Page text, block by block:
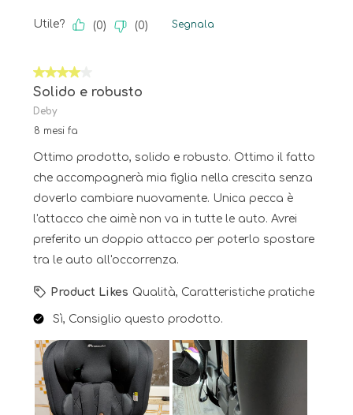
Utile? (0) (0) Segnala
4 su 5 stelle.
Solido e robusto
Deby
8 mesi fa
Ottimo prodotto, solido e robusto. Ottimo il fatto
che accompagnerà mia figlia nella crescita senza
doverlo cambiare nuovamente. Unica pecca è
l'attacco che aimè non va in tutte le auto. Avrei
preferito un doppio attacco per poterlo spostare
tra le auto all'occorrenza.
Product Likes Qualità, Caratteristiche pratiche
Sì, Consiglio questo prodotto.